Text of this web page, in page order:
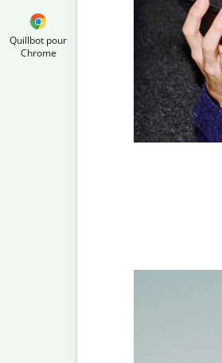
Quillbot pour
Chrome